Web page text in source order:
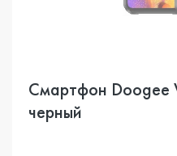
Смартфон Doogee
черный